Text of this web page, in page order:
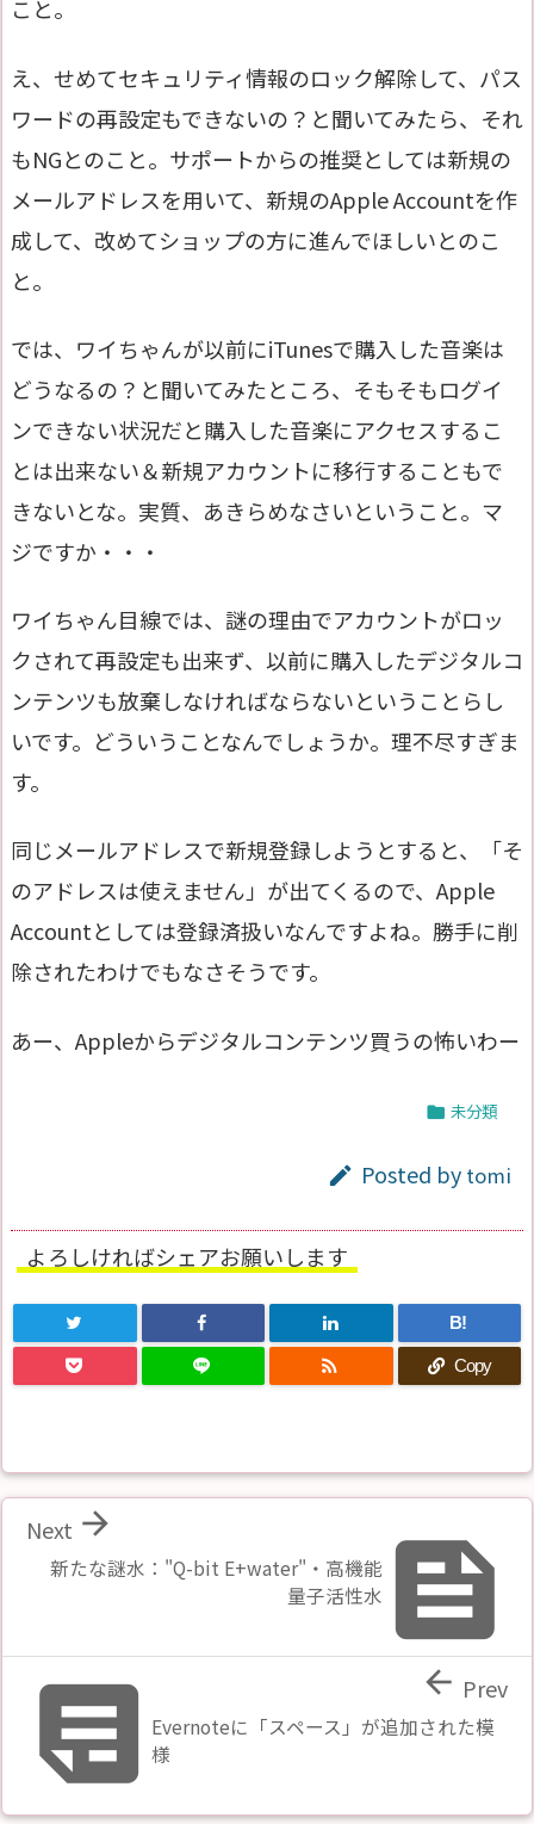
こと。
え、せめてセキュリティ情報のロック解除して、パス
ワードの再設定もできないの？と聞いてみたら、それ
もNGとのこと。サポートからの推奨としては新規の
メールアドレスを用いて、新規のApple Accountを作
成して、改めてショップの方に進んでほしいとのこ
と。
では、ワイちゃんが以前にiTunesで購入した音楽は
どうなるの？と聞いてみたところ、そもそもログイ
ンできない状況だと購入した音楽にアクセスするこ
とは出来ない＆新規アカウントに移行することもで
きないとな。実質、あきらめなさいということ。マ
ジですか・・・
ワイちゃん目線では、謎の理由でアカウントがロッ
クされて再設定も出来ず、以前に購入したデジタルコ
ンテンツも放棄しなければならないということらし
いです。どういうことなんでしょうか。理不尽すぎま
す。
同じメールアドレスで新規登録しようとすると、「そ
のアドレスは使えません」が出てくるので、Apple
Accountとしては登録済扱いなんですよね。勝手に削
除されたわけでもなさそうです。
あー、Appleからデジタルコンテンツ買うの怖いわー
 未分類
 Posted by tomi
よろしければシェアお願いします
B!
 Copy

新たな謎水："Q-bit E+water"・高機能
量子活性水

Next
Evernoteに「スペース」が追加された模
様
 Prev